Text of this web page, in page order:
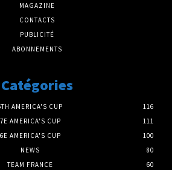
MAGAZINE
CONTACTS
PUBLICITÉ
ABONNEMENTS
Catégories
AMERICA'S CUP
116
AMERICA'S CUP
111
AMERICA'S CUP
100
NEWS
80
TEAM FRANCE
60